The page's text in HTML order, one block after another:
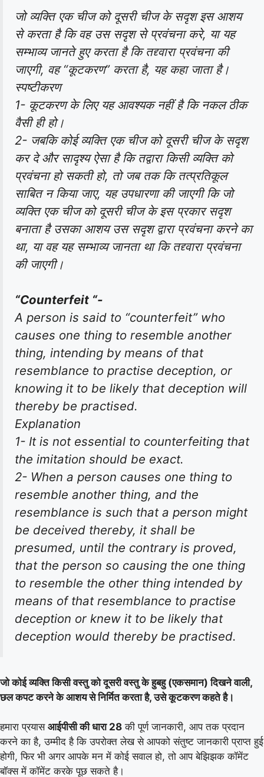
जो व्यक्ति एक चीज को दूसरी चीज के सदृश इस आशय
से करता है कि वह उस सदृश से प्रवंचना करे, या यह
सम्भाव्य जानते हुए करता है कि तद्द्वारा प्रवंचना की
जाएगी, वह “कूटकरण” करता है, यह कहा जाता है।
स्पष्टीकरण
1- कूटकरण के लिए यह आवश्यक नहीं है कि नकल ठीक
वैसी ही हो।
2- जबकि कोई व्यक्ति एक चीज को दूसरी चीज के सदृश
कर दे और सादृश्य ऐसा है कि तद्वारा किसी व्यक्ति को
प्रवंचना हो सकती हो, तो जब तक कि तत्प्रतिकूल
साबित न किया जाए, यह उपधारणा की जाएगी कि जो
व्यक्ति एक चीज को दूसरी चीज के इस प्रकार सदृश
बनाता है उसका आशय उस सदृश द्वारा प्रवंचना करने का
था, या वह यह सम्भाव्य जानता था कि तद्द्वारा प्रवंचना
की जाएगी।
“Counterfeit “-
A person is said to “counterfeit” who
causes one thing to resemble another
thing, intending by means of that
resemblance to practise deception, or
knowing it to be likely that deception will
thereby be practised.
Explanation
1- It is not essential to counterfeiting that
the imitation should be exact.
2- When a person causes one thing to
resemble another thing, and the
resemblance is such that a person might
be deceived thereby, it shall be
presumed, until the contrary is proved,
that the person so causing the one thing
to resemble the other thing intended by
means of that resemblance to practise
deception or knew it to be likely that
deception would thereby be practised.
जो कोई व्यक्ति किसी वस्तु को दूसरी वस्तु के हुबहु (एकसमान) दिखने वाली,
छल कपट करने के आशय से निर्मित करता है, उसे कूटकरण कहते है।
हमारा प्रयास आईपीसी की धारा 28 की पूर्ण जानकारी, आप तक प्रदान
करने का है, उम्मीद है कि उपरोक्त लेख से आपको संतुष्ट जानकारी प्राप्त हुई
होगी, फिर भी अगर आपके मन में कोई सवाल हो, तो आप बेझिझक कॉमेंट
बॉक्स में कॉमेंट करके पूछ सकते है।